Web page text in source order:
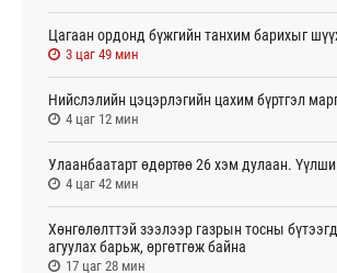
Цагаан ордонд бүжгийн танхим барихыг
3 цаг 49 мин
Нийслэлийн цэцэрлэгийн цахим бүртгэл
4 цаг 12 мин
Улаанбаатарт өдөртөө 26 хэм дулаан.
4 цаг 42 мин
Хөнгөлөлттэй зээлээр газрын тосны
агуулах барьж, өргөтгөж байна
17 цаг 28 мин